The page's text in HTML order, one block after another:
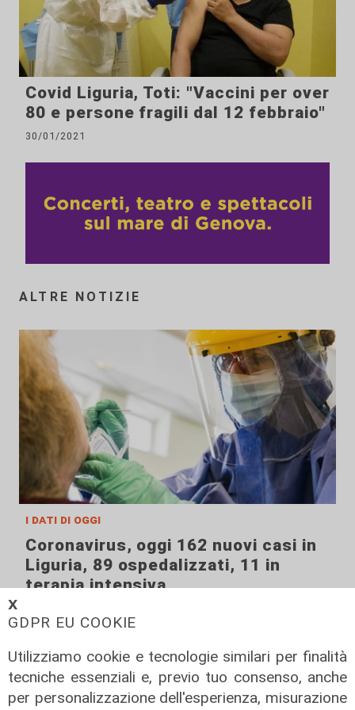
𝗫
GDPR EU COOKIE
Utilizziamo cookie e tecnologie similari per finalità
tecniche essenziali e, previo tuo consenso, anche
per personalizzazione dell'esperienza, misurazione
Covid Liguria, Toti: "Vaccini per over
80 e persone fragili dal 12 febbraio"
30/01/2021
ALTRE NOTIZIE
i dati di oggi
Coronavirus, oggi 162 nuovi casi in
Liguria, 89 ospedalizzati, 11 in
terapia intensiva
di Anna Li Vigni